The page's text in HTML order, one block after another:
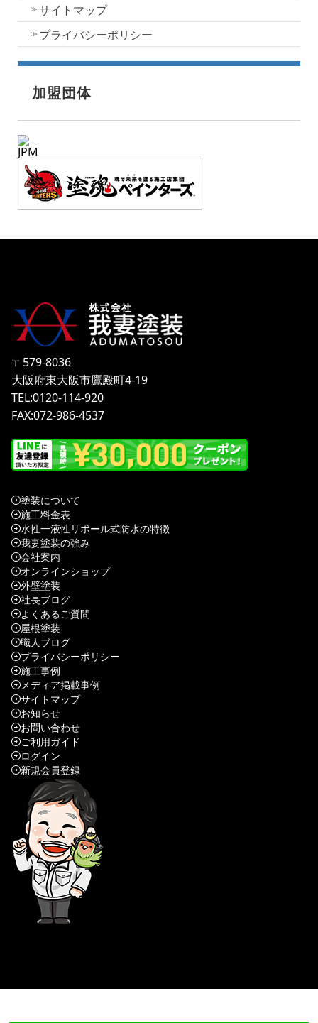
サイトマップ
プライバシーポリシー
加盟団体
JPM
〒579-8036
大阪府東大阪市鷹殿町4-19
TEL:0120-114-920
FAX:072-986-4537
塗装について
施工料金表
水性一液性リボール式防水の特徴
我妻塗装の強み
会社案内
オンラインショップ
外壁塗装
社長ブログ
よくあるご質問
屋根塗装
職人ブログ
プライバシーポリシー
施工事例
メディア掲載事例
サイトマップ
お知らせ
お問い合わせ
ご利用ガイド
ログイン
新規会員登録